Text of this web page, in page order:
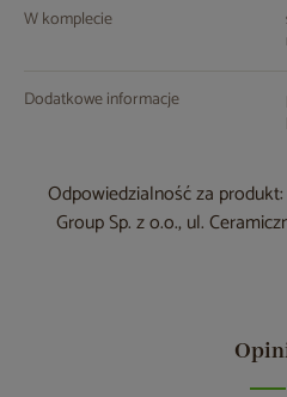
W komplecie
Dodatkowe informacje
Odpowiedzialność za
Group Sp. z o.o., ul.